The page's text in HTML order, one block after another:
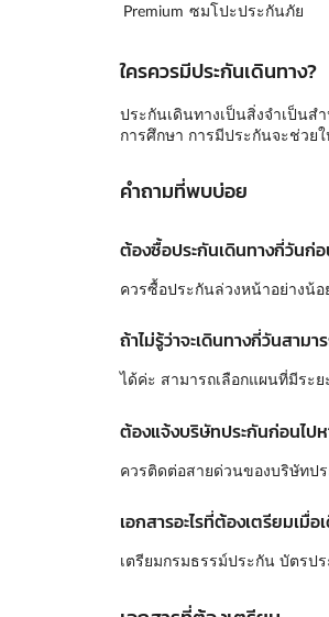
Premium ซมโปะประกันภัย
ใครควรมีประกันเดินทาง?
ประกันเดินทางเป็นสิ่งจำเป็นส
การศึกษา การมีประกันจะช่วย
คำถามที่พบบ่อย
ต้องซื้อประกันเดินทางกี่วันก่
ควรซื้อประกันล่วงหน้าอย่างน้อ
ถ้าไม่รู้ว่าจะเดินทางกี่วันสาม
ได้ค่ะ สามารถเลือกแผนที่มีระ
ต้องแจ้งบริษัทประกันก่อนไป
ควรติดต่อสายด่วนของบริษัทป
เอกสารอะไรที่ต้องเตรียมเมื่อ
เตรียมกรมธรรม์ประกัน บัตรป